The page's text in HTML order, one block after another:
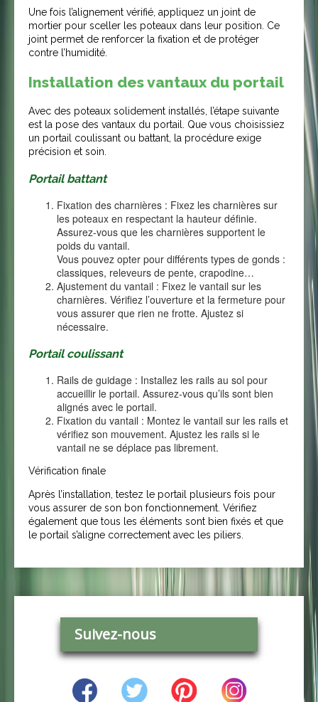
Une fois l’alignement vérifié, appliquez un joint de
mortier pour sceller les poteaux dans leur position. Ce
joint permet de renforcer la fixation et de protéger
contre l’humidité.
Installation des vantaux du portail
Avec des poteaux solidement installés, l’étape suivante
est la pose des vantaux du portail. Que vous choisissiez
un portail coulissant ou battant, la procédure exige
précision et soin.
Portail battant
Fixation des charnières : Fixez les charnières sur
les poteaux en respectant la hauteur définie.
Assurez-vous que les charnières supportent le
poids du vantail.
Vous pouvez opter pour différents types de gonds :
classiques, releveurs de pente, crapodine…
Ajustement du vantail : Fixez le vantail sur les
charnières. Vérifiez l’ouverture et la fermeture pour
vous assurer que rien ne frotte. Ajustez si
nécessaire.
Portail coulissant
Rails de guidage : Installez les rails au sol pour
accueillir le portail. Assurez-vous qu’ils sont bien
alignés avec le portail.
Fixation du vantail : Montez le vantail sur les rails et
vérifiez son mouvement. Ajustez les rails si le
vantail ne se déplace pas librement.
Vérification finale
Après l’installation, testez le portail plusieurs fois pour
vous assurer de son bon fonctionnement. Vérifiez
également que tous les éléments sont bien fixés et que
le portail s’aligne correctement avec les piliers.
Suivez-nous